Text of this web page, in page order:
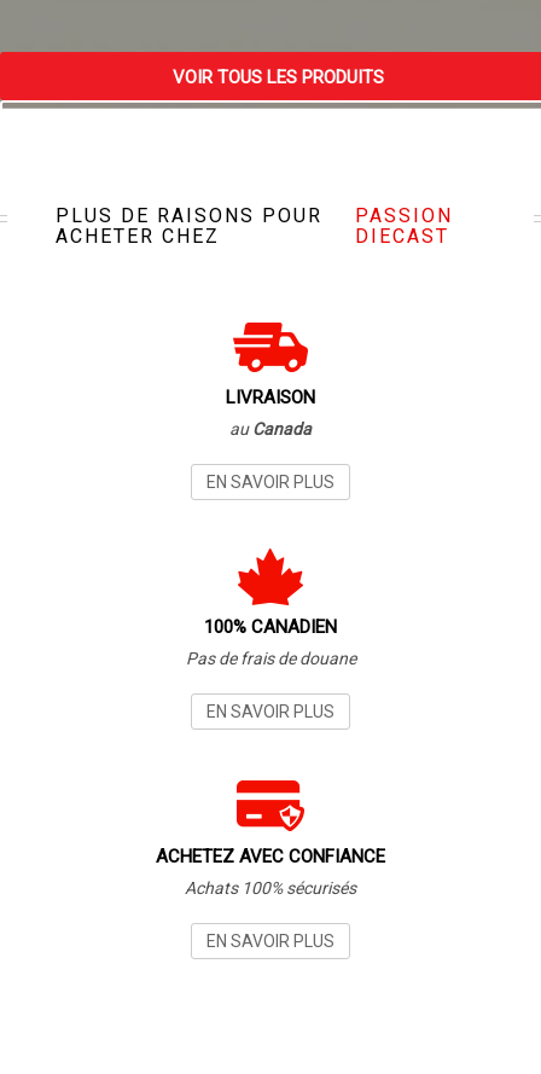
VOIR TOUS LES PRODUITS
PLUS DE RAISONS POUR
ACHETER CHEZ
PASSION
DIECAST
LIVRAISON
auCanada
EN SAVOIR PLUS
100% CANADIEN
Pas de frais de douane
EN SAVOIR PLUS
ACHETEZ AVEC CONFIANCE
Achats 100% sécurisés
EN SAVOIR PLUS